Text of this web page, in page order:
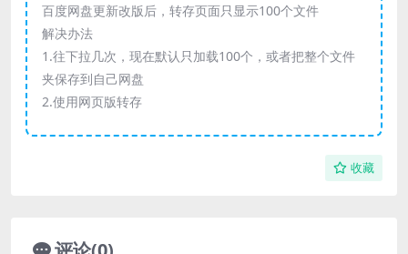
百度网盘更新改版后，转存页面只显示100个文件
解决办法
1.往下拉几次，现在默认只加载100个，或者把整个文件
夹保存到自己网盘
2.使用网页版转存
收藏